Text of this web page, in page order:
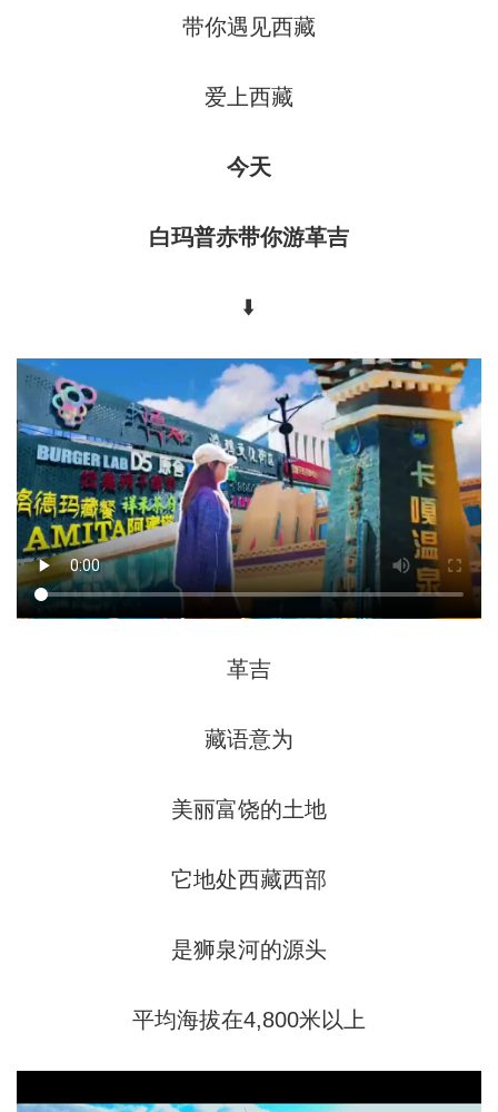
带你遇见西藏
爱上西藏
今天
白玛普赤带你游革吉
⬇️
革吉
藏语意为
美丽富饶的土地
它地处西藏西部
是狮泉河的源头
平均海拔在4,800米以上